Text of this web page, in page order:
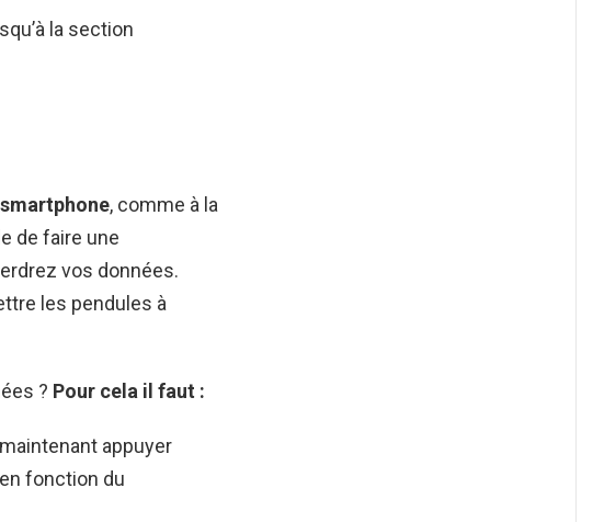
la section
smartphone, comme à la
de faire une
vos données.
les pendules à
? Pour cela il faut :
appuyer
fonction du